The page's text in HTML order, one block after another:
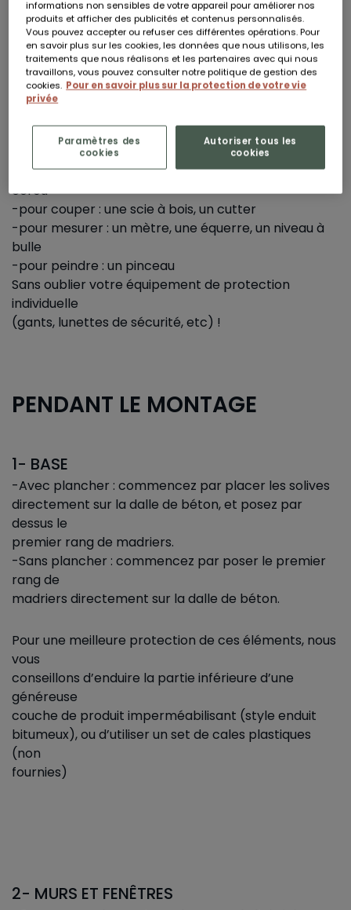
5 - ETRE BIEN OUTILLÉ
Avoir les bons outils vous permettra de monter votre
abri de jardin plus facilement et sereinement. En
générale, il vous faudra, pour le montage :
-pour percer : une perceuse
-pour visser : une visseuse, un tournevis, une clé à
écrou
-pour couper : une scie à bois, un cutter
-pour mesurer : un mètre, une équerre, un niveau à
bulle
-pour peindre : un pinceau
Sans oublier votre équipement de protection
individuelle
(gants, lunettes de sécurité, etc) !
PENDANT LE MONTAGE
1- BASE
-Avec plancher : commencez par placer les solives
directement sur la dalle de béton, et posez par
dessus le
premier rang de madriers.
-Sans plancher : commencez par poser le premier
rang de
madriers directement sur la dalle de béton.
Pour une meilleure protection de ces éléments, nous
vous
conseillons d’enduire la partie inférieure d’une
généreuse
couche de produit imperméabilisant (style enduit
bitumeux), ou d’utiliser un set de cales plastiques
(non
fournies)
2- MURS ET FENÊTRES
informations non sensibles de votre appareil pour améliorer nos
produits et afficher des publicités et contenus personnalisés.
Vous pouvez accepter ou refuser ces différentes opérations. Pour
en savoir plus sur les cookies, les données que nous utilisons, les
traitements que nous réalisons et les partenaires avec qui nous
travaillons, vous pouvez consulter notre politique de gestion des
cookies. Pour en savoir plus sur la protection de votre vie
privée
Autoriser tous les
cookies
Paramètres des
cookies